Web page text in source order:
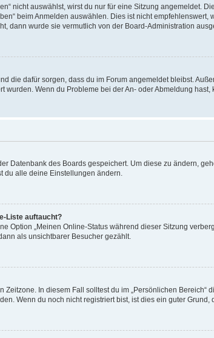
nicht auswählst, wirst du nur für eine Sitzung angemeldet.
beim Anmelden auswählen. Dies ist nicht
dann wurde sie vermutlich von der Board-Administration
die dafür sorgen, dass du im Forum angemeldet bleibst.
wurden. Wenn du Probleme bei der An- oder Abmeldung
Datenbank des Boards gespeichert. Um diese zu ändern,
du alle deine Einstellungen ändern.
Liste auftaucht?
Option „Meinen Online-Status während dieser Sitzung
als unsichtbarer Besucher gezählt.
In diesem Fall solltest du im „Persönlichen Bereich“
Wenn du noch nicht registriert bist, ist dies ein guter Grund,